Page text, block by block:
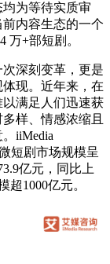
为等待实质审
内容生态的一个
万+部短剧。
深刻变革，更是
现。近年来，在
满足人们迅速获
样、情感浓缩且
iiMedia
短剧市场规模呈
亿元，同比上
超1000亿元。